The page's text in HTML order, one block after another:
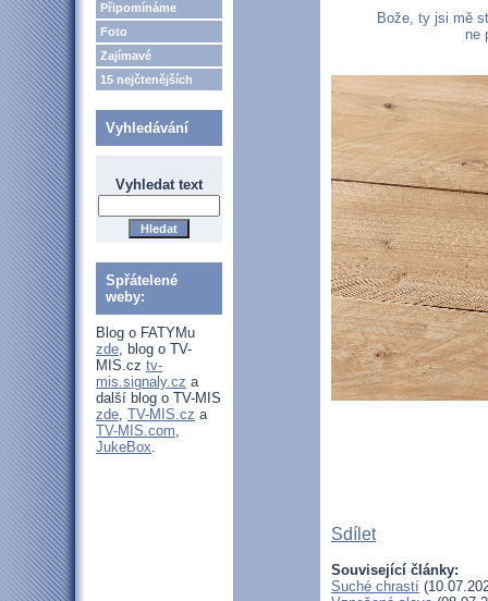
Připomínáme
Foto
Zajímavé
15 nejčtenějších
Vyhledávání
Vyhledat text
Spřátelené
weby:
Blog o FATYMu
zde, blog o TV-
MIS.cz tv-
mis.signaly.cz a
další blog o TV-MIS
zde, TV-MIS.cz a
TV-MIS.com,
JukeBox.
Bože, ty jsi mě
ne
Sdílet
Související články:
Suché chrastí